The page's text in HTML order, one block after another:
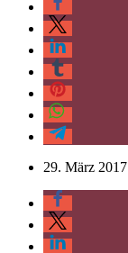
29. März 2017